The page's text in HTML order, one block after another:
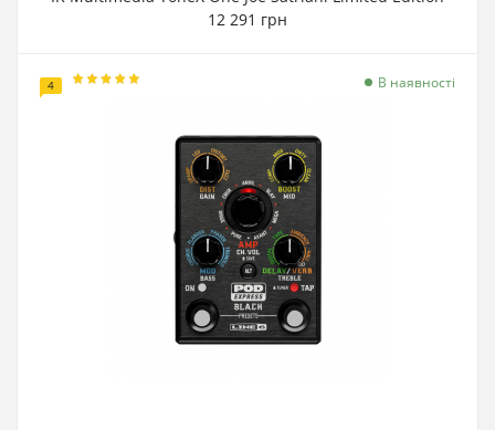
12 291 грн
4 В наявності